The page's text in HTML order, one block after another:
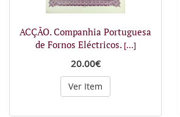
ACÇÃO. Companhia Portuguesa
de Fornos Eléctricos. [...]
20.00€
Ver Item